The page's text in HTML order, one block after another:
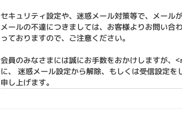
セキュリティ設定や、迷惑メール対策等で、メール
メールの不達につきましては、お客様よりお問い合
っておりますので、ご注意ください。
会員のみなさまには誠にお手数をおかけしますが、
に、 迷惑メール設定から解除、もしくは受信設定を
申し上げます。